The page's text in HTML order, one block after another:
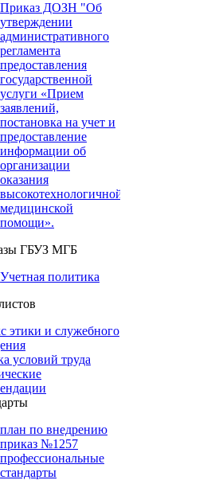
Приказ ДОЗН "Об
утверждении
административного
регламента
предоставления
государственной
услуги «Прием
заявлений,
постановка на учет и
предоставление
информации об
организации
оказания
высокотехнологичной
медицинской
помощи».
ГБУЗ МГБ
Учетная политика
этики и служебного
условий труда
план по внедрению
приказ №1257
профессиональные
стандарты